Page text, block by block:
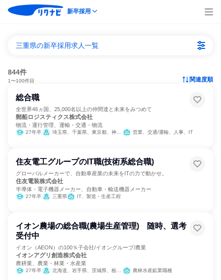
新卒採用
三重県の新卒採用求人一覧
844件
1〜100件目 関連度順
総合職
全世界46ヵ国、25,000名以上の仲間達と未来をみつめて
郵船ロジスティクス株式会社
物流・運行管理、運輸・交通・物流
27年卒 埼玉県、千葉県、東京都、神奈川県、静岡県、愛知県、三重県、京都府、大阪府、兵庫県 営業、交通/運輸、人事、IT
住友電工グループのIT職(技術系総合職)
グローバルメーカーで、自動車産業の未来をITの力で動かせ。
住友電装株式会社
半導体・電子機器メーカー、自動車・輸送機器メーカー
27年卒 三重県 IT、製造・生産工程
イオン農場の総合職(農場生産管理) 随時、選考
受付中
イオン（AEON）の100％子会社/イオングループ/農業
イオンアグリ創造株式会社
農耕業、農業・林業・水産業
27年卒 北海道、岩手県、茨城県、栃木県、埼玉県、千葉県、石川県、福井県、山梨県、三重県、兵庫県、島根県、広島県、徳島県、大分県 農林水産鉱業職種